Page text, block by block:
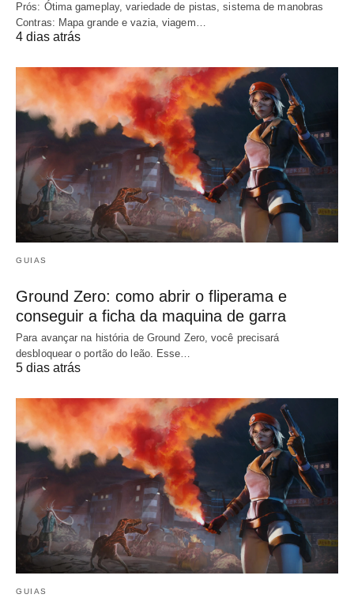
Prós: Ótima gameplay, variedade de pistas, sistema de manobras
Contras: Mapa grande e vazia, viagem…
4 dias atrás
GUIAS
Ground Zero: como abrir o fliperama e
conseguir a ficha da maquina de garra
Para avançar na história de Ground Zero, você precisará
desbloquear o portão do leão. Esse…
5 dias atrás
GUIAS